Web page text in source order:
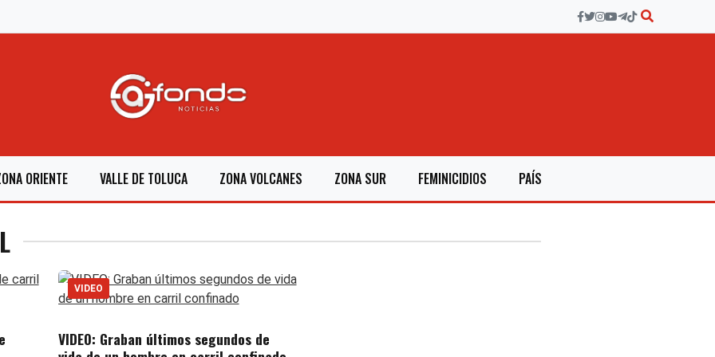
ORIENTE VALLE DE TOLUCA ZONA VOLCANES ZONA SUR FEMINICIDIOS PAÍS
VIDEO
VIDEO: Graban últimos segundos de